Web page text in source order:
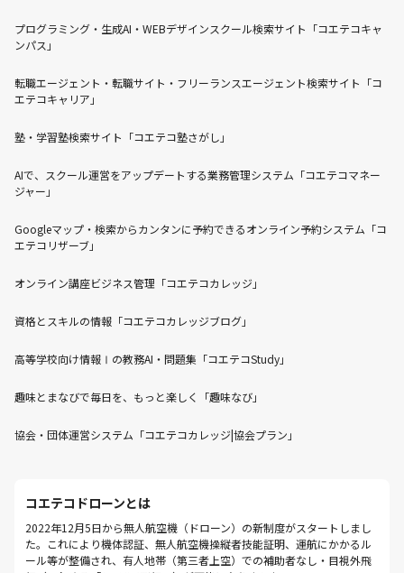
プログラミング・生成AI・WEBデザインスクール検索サイト「コエテコキャ
ンパス」
転職エージェント・転職サイト・フリーランスエージェント検索サイト「コ
エテコキャリア」
塾・学習塾検索サイト「コエテコ塾さがし」
AIで、スクール運営をアップデートする業務管理システム「コエテコマネー
ジャー」
Googleマップ・検索からカンタンに予約できるオンライン予約システム「コ
エテコリザーブ」
オンライン講座ビジネス管理「コエテコカレッジ」
資格とスキルの情報「コエテコカレッジブログ」
高等学校向け情報Ⅰの教務AI・問題集「コエテコStudy」
趣味とまなびで毎日を、もっと楽しく「趣味なび」
協会・団体運営システム「コエテコカレッジ|協会プラン」
コエテコドローンとは
2022年12月5日から無人航空機（ドローン）の新制度がスタートしまし
た。これにより機体認証、無人航空機操縦者技能証明、運航にかかるル
ール等が整備され、有人地帯（第三者上空）での補助者なし・目視外飛